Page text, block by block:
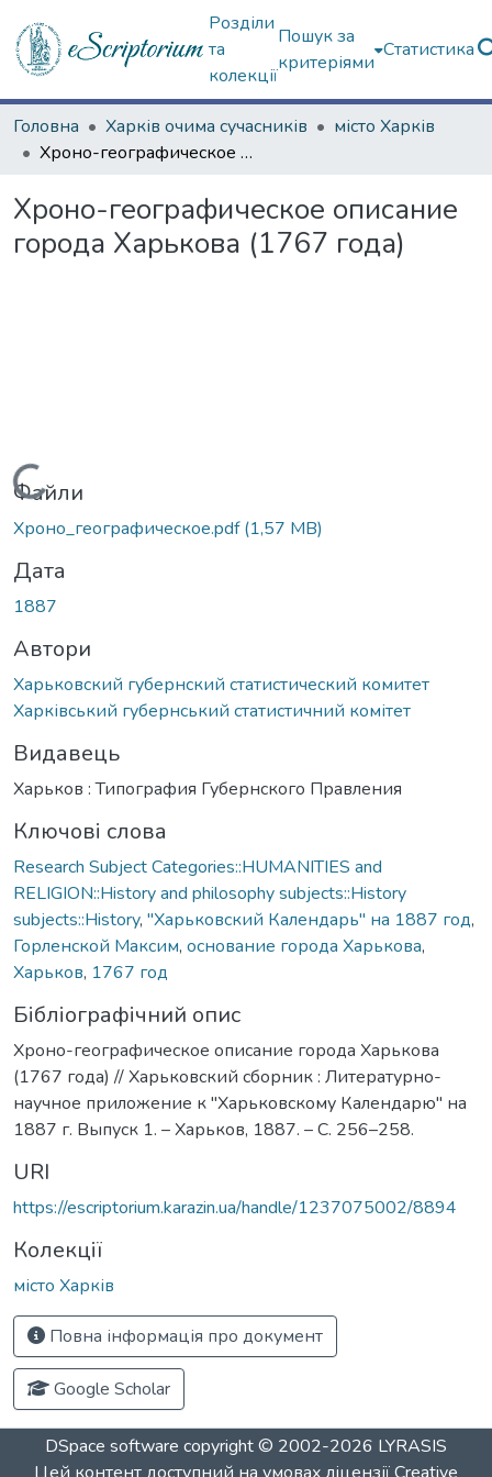
Розділи
та
колекції
Пошук за
критеріями
Статистика
Головна Харків очима сучасників
місто Харків
Хроно-географическое описание города Харькова (1767 года)
Хроно-географическое описание
города Харькова (1767 года)
Вантажиться...
Файли
Хроно_географическое.pdf(1,57 MB)
Дата
1887
Автори
Харьковский губернский статистический комитет
Харківський губернський статистичний комітет
Видавець
Харьков : Типография Губернского Правления
Ключові слова
Research Subject Categories::HUMANITIES and
RELIGION::History and philosophy subjects::History
subjects::History, "Харьковский Календарь" на 1887 год,
Горленской Максим, основание города Харькова,
Харьков, 1767 год
Бібліографічний опис
Хроно-географическое описание города Харькова
(1767 года) // Харьковский сборник : Литературно-
научное приложение к "Харьковскому Календарю" на
1887 г. Выпуск 1. – Харьков, 1887. – С. 256–258.
URI
https://escriptorium.karazin.ua/handle/1237075002/8894
Колекції
місто Харків
Повна інформація про документ
Google Scholar
DSpace software copyright © 2002-2026 LYRASIS